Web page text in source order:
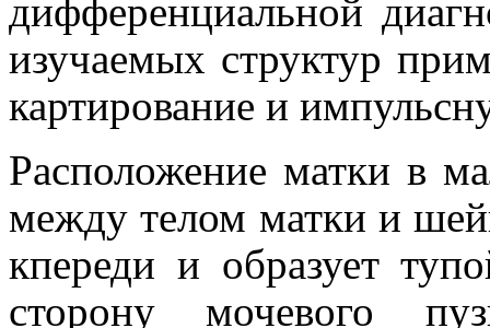
дифференциальной
изучаемых структур
картирование и
Расположение матки в
между телом матки и
кпереди и образует
сторону мочевого